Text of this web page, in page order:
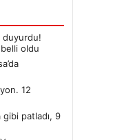
duyurdu!
belli oldu
12
patladı, 9